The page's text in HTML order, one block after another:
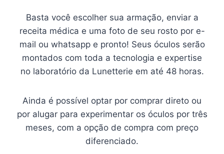
Basta você escolher sua armação, enviar a
receita médica e uma foto de seu rosto por e-
mail ou whatsapp e pronto! Seus óculos serão
montados com toda a tecnologia e expertise
no laboratório da Lunetterie em até 48 horas.
Ainda é possível optar por comprar direto ou
por alugar para experimentar os óculos por três
meses, com a opção de compra com preço
diferenciado.